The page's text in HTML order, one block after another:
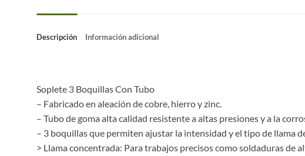
Descripción Información adicional
Soplete 3 Boquillas Con Tubo
– Fabricado en aleación de cobre, hierro y zinc.
– Tubo de goma alta calidad resistente a altas presiones y a la
– 3 boquillas que permiten ajustar la intensidad y el tipo de llama
> Llama concentrada: Para trabajos precisos como soldaduras de